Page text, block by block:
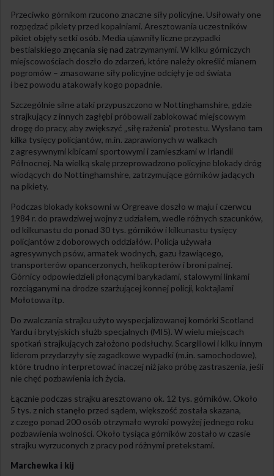
Przeciwko górnikom rzucono znaczne siły policyjne. Usiłowały one
rozpędzać pikiety przed kopalniami. Aresztowania uczestników
pikiet objęły setki osób. Media ujawniły liczne przypadki
bestialskiego znęcania się nad zatrzymanymi. W kilku górniczych
miejscowościach doszło do zdarzeń, które należy określić mianem
pogromów – zmasowane siły policyjne odcięły je od świata
i bez powodu atakowały kogo popadnie.
Szczególnie silne ataki przypuszczono w Nottinghamshire, gdzie
strajkujący z innych zagłębi próbowali zablokować miejscowym
drogę do pracy, aby zwiększyć „siłę rażenia” protestu. Wysłano tam
kilka tysięcy policjantów, m.in. zaprawionych w walkach
z agresywnymi kibicami sportowymi i zamieszkami w Irlandii
Północnej. Na wielką skalę przeprowadzono policyjne blokady dróg
wiodących do Nottinghamshire, zatrzymujące górników jadących
na pikiety.
Podczas blokady koksowni w Orgreave doszło w maju i czerwcu
1984 r. do prawdziwej wojny z udziałem, wedle różnych szacunków,
od kilkunastu do ponad 30 tys. górników i kilkunastu tysięcy
policjantów z doborowych oddziałów. Policja używała
agresywnych psów, armatek wodnych, gazu łzawiącego,
transporterów opancerzonych, helikopterów i broni palnej.
Górnicy odpowiedzieli płonącymi barykadami, stalowymi linkami
rozciąganymi na drodze szarżującej konnej policji, koktajlami
Mołotowa itp.
Do zwalczania strajku użyto wyspecjalizowanej komórki Scotland
Yardu i brytyjskich służb specjalnych (MI5). W wielu miejscach
spotkań strajkujących założono podsłuchy. Scargillowi i kilku innym
liderom przydarzyły się zagadkowe wypadki (m.in. samochodowe),
które trudno interpretować inaczej niż jako próbę zastraszenia, jeśli
nie chęć pozbawienia ich życia.
Łącznie podczas strajku aresztowano ok. 12 tys. górników. Około
5 tys. z nich stanęło przed sądem, większość została skazana,
z czego ponad 200 osób otrzymało wyroki powyżej jednego roku
pozbawienia wolności. Około tysiąca górników zostało w czasie
strajku wyrzuconych z pracy pod różnymi pretekstami.
Marchewka i kij